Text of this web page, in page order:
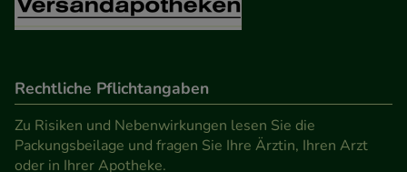
unsere Website weiter für Sie optimieren können,
zu gestalten. Bitte beachten Sie, dass Daten hierfür
teilweise an Dritte wie z.B. Google oder soziale
Medien übertragen werden.
Rechtliche Pflichtangaben
Zu Risiken und Nebenwirkungen lesen Sie die
Packungsbeilage und fragen Sie Ihre Ärztin, Ihren Arzt
oder in Ihrer Apotheke.